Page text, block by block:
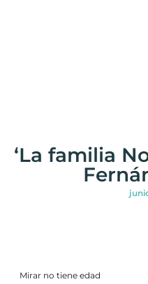
‘La familia
Mirar no tiene edad